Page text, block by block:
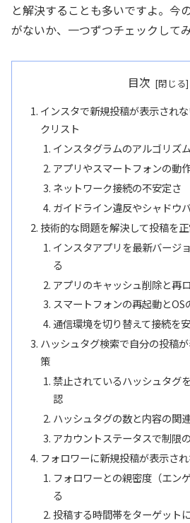
と解決することも多いですよ。今
がないか、一つずつチェックして
目次
インスタで新規投稿が表示され
クリスト
インスタグラムのアルゴリズ
アプリやスマートフォンの動
ネットワーク接続の不安定さ
ガイドライン違反やシャドウ
技術的な問題を解決して投稿を
インスタアプリを最新バージ
る
アプリのキャッシュ削除と再
スマートフォンの再起動とOS
通信環境を切り替えて接続を
ハッシュタグ検索で自分の投稿
策
禁止されているハッシュタグ
認
ハッシュタグの数と内容の関
アカウントステータスで制限
フォロワーに新規投稿が表示さ
フォロワーとの親密度（エン
る
投稿する時間帯をターゲット